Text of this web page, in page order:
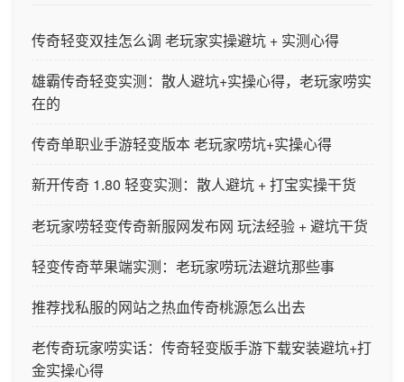
传奇轻变双挂怎么调 老玩家实操避坑 + 实测心得
雄霸传奇轻变实测：散人避坑+实操心得，老玩家唠实
在的
传奇单职业手游轻变版本 老玩家唠坑+实操心得
新开传奇 1.80 轻变实测：散人避坑 + 打宝实操干货
老玩家唠轻变传奇新服网发布网 玩法经验 + 避坑干货
轻变传奇苹果端实测：老玩家唠玩法避坑那些事
推荐找私服的网站之热血传奇桃源怎么出去
老传奇玩家唠实话：传奇轻变版手游下载安装避坑+打
金实操心得